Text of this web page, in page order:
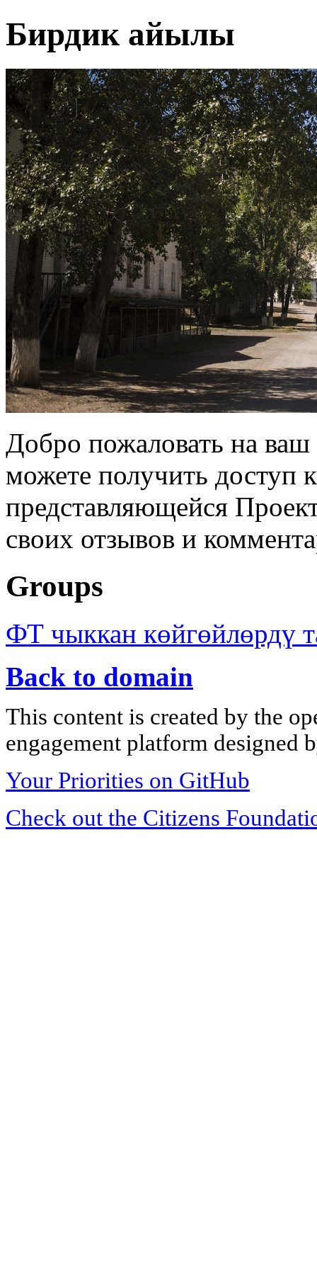
Бирдик айылы
Добро пожаловать на
можете получить доступ
представляющейся
своих отзывов и
Groups
ФТ чыккан көйгөйлөрдү
Back to domain
This content is created by the
engagement platform designed
Your Priorities on GitHub
Check out the Citizens